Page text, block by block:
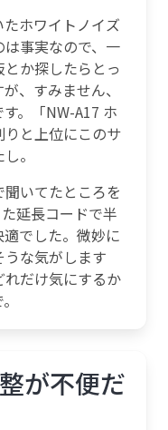
ホワイトノイズ
事実なので、一
か探したらとっ
、すみません、
。「NW-A17 ホ
と上位にこのサ
。
いてたところを
延長コードで半
でした。微妙に
な気がします
だけ気にするか
が不便だ